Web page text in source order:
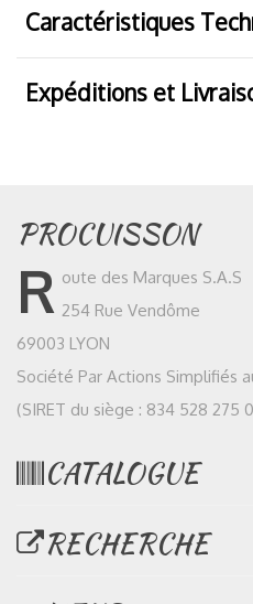
Caractéristiques
Expéditions et
PROCUISSON
R oute des Marques S.A.S
254 Rue Vendôme
69003 LYON
Société Par Actions Simplifiés
(SIRET du siège : 834 528 275
CATALOGUE
RECHERCHE